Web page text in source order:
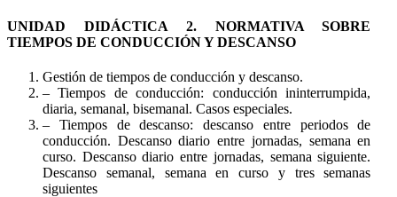
UNIDAD DIDÁCTICA 2. NORMATIVA SOBRE
TIEMPOS DE CONDUCCIÓN Y DESCANSO
Gestión de tiempos de conducción y descanso.
– Tiempos de conducción: conducción ininterrumpida,
diaria, semanal, bisemanal. Casos especiales.
– Tiempos de descanso: descanso entre periodos de
conducción. Descanso diario entre jornadas, semana en
curso. Descanso diario entre jornadas, semana siguiente.
Descanso semanal, semana en curso y tres semanas
siguientes